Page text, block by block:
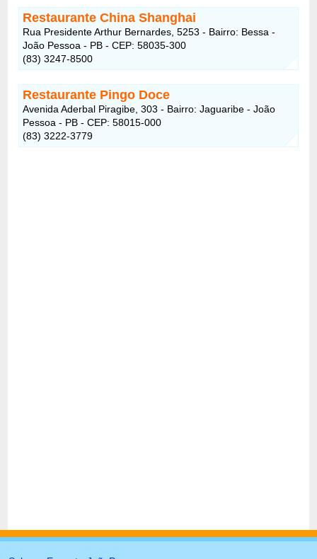
Restaurante China Shanghai
Rua Presidente Arthur Bernardes, 5253 - Bairro: Bessa -
João Pessoa - PB - CEP: 58035-300
(83) 3247-8500
Restaurante Pingo Doce
Avenida Aderbal Piragibe, 303 - Bairro: Jaguaribe - João
Pessoa - PB - CEP: 58015-000
(83) 3222-3779